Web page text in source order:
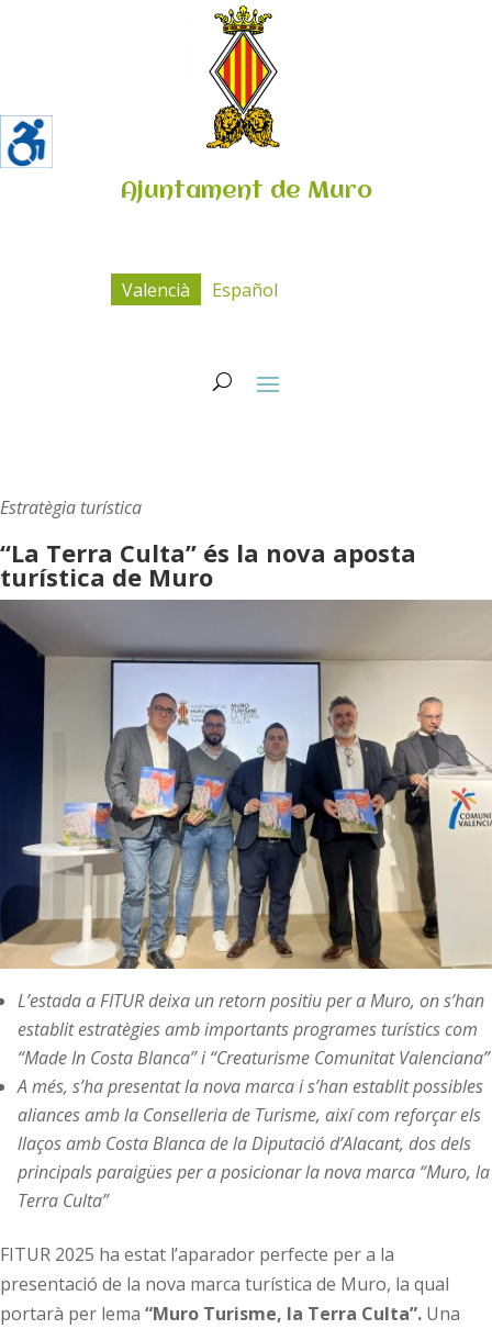
Ajuntament de Muro
Valencià Español
Estratègia turística
“La Terra Culta” és la nova aposta
turística de Muro
L’estada a FITUR deixa un retorn positiu per a Muro, on s’han
establit estratègies amb importants programes turístics com
“Made In Costa Blanca” i “Creaturisme Comunitat Valenciana”
A més, s’ha presentat la nova marca i s’han establit possibles
aliances amb la Conselleria de Turisme, així com reforçar els
llaços amb Costa Blanca de la Diputació d’Alacant, dos dels
principals paraigües per a posicionar la nova marca “Muro, la
Terra Culta”
FITUR 2025 ha estat l’aparador perfecte per a la
presentació de la nova marca turística de Muro, la qual
portarà per lema “Muro Turisme, la Terra Culta”. Una